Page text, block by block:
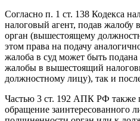
Согласно п. 1 ст. 138 Кодекса
налоговый агент, подав
орган (вышестоящему
этом права на подачу
жалоба в суд может быть
жалобы в вышестоящий
должностному лицу), так и
Частью 3 ст. 192 АПК РФ также
обращение заинтересованного